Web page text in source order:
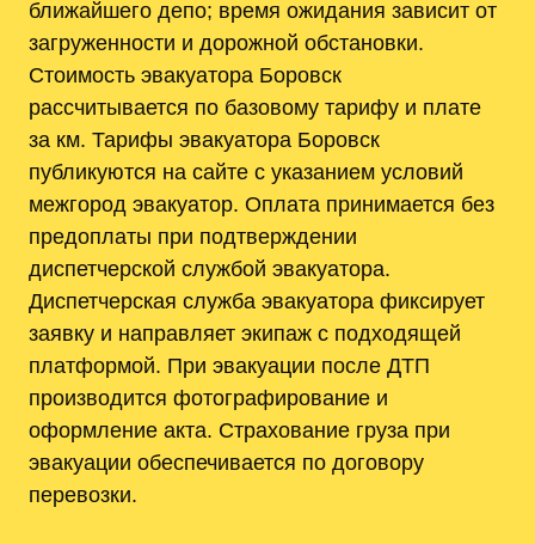
ближайшего депо; время ожидания зависит от
загруженности и дорожной обстановки.
Стоимость эвакуатора Боровск
рассчитывается по базовому тарифу и плате
за км. Тарифы эвакуатора Боровск
публикуются на сайте с указанием условий
межгород эвакуатор. Оплата принимается без
предоплаты при подтверждении
диспетчерской службой эвакуатора.
Диспетчерская служба эвакуатора фиксирует
заявку и направляет экипаж с подходящей
платформой. При эвакуации после ДТП
производится фотографирование и
оформление акта. Страхование груза при
эвакуации обеспечивается по договору
перевозки.